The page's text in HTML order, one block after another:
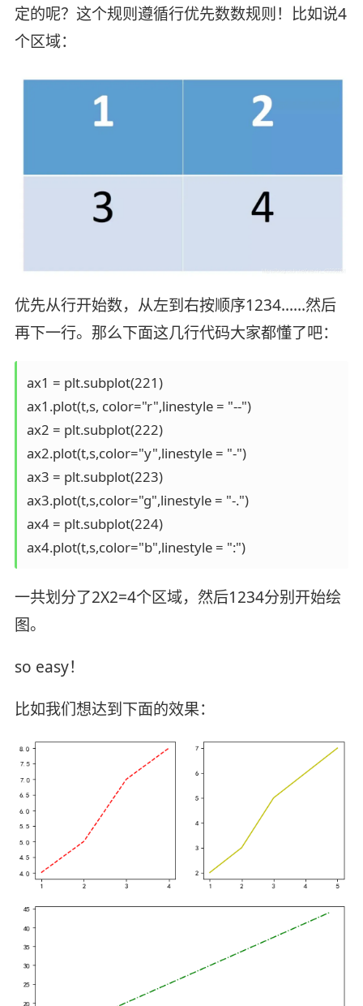
定的呢？这个规则遵循行优先数数规则！比如说4
个区域：
优先从行开始数，从左到右按顺序1234……然后
再下一行。那么下面这几行代码大家都懂了吧：
ax1 = plt.subplot(221)
ax1.plot(t,s, color="r",linestyle = "--")
ax2 = plt.subplot(222)
ax2.plot(t,s,color="y",linestyle = "-")
ax3 = plt.subplot(223)
ax3.plot(t,s,color="g",linestyle = "-.")
ax4 = plt.subplot(224)
ax4.plot(t,s,color="b",linestyle = ":")
一共划分了2X2=4个区域，然后1234分别开始绘
图。
so easy！
比如我们想达到下面的效果：